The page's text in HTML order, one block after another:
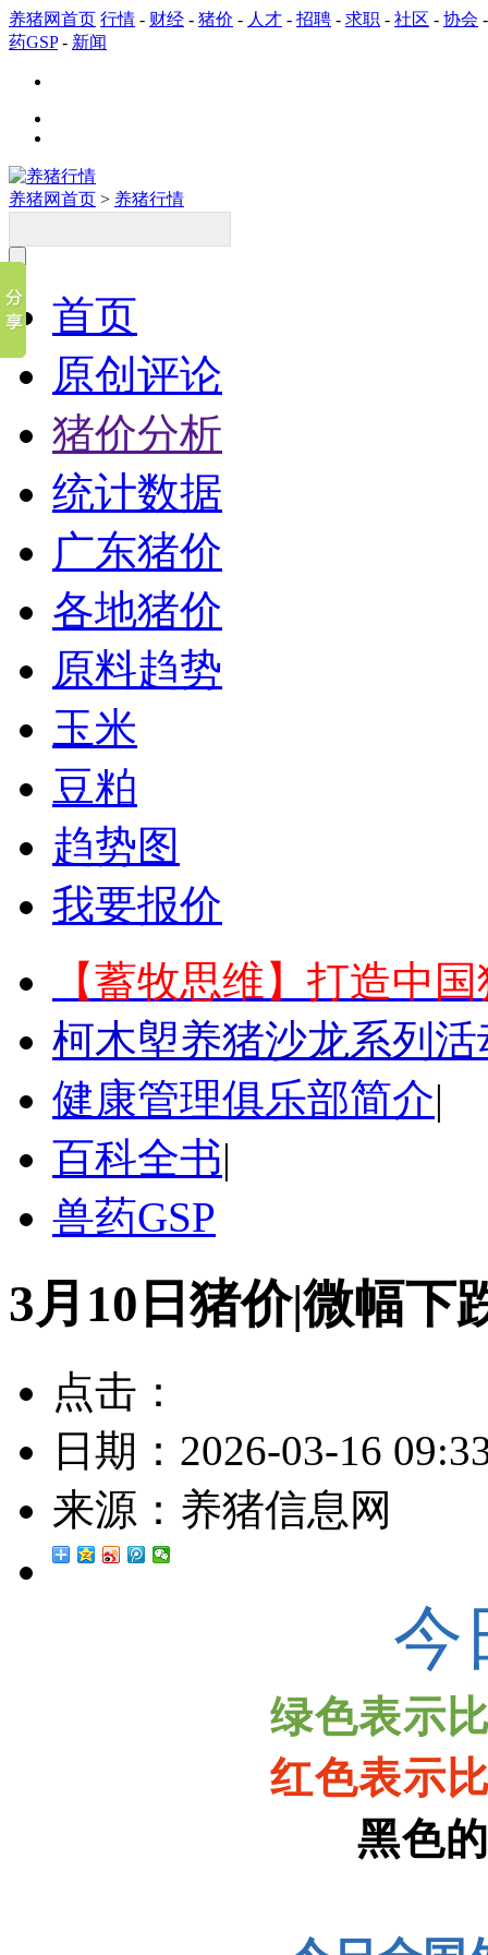
养猪网首页 行情 - 财经 - 猪价 - 人才 - 招聘 - 求职 - 社区 - 协会
药GSP- 新闻
养猪网首页 > 养猪行情
首页
原创评论
猪价分析
统计数据
广东猪价
各地猪价
原料趋势
玉米
豆粕
趋势图
我要报价
【蓄牧思维】打造中
柯木塱养猪沙龙系列活
健康管理俱乐部简介|
百科全书|
兽药GSP
3月10日猪价|微幅下
点击：
日期： 2026-03-16
来源： 养猪信息网
今
绿色表示
红色表示
黑色